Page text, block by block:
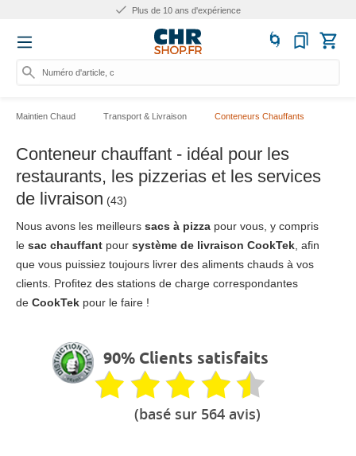
Plus de 10 ans d'expérience
Numéro d'article, catégorie
Maintien Chaud Transport & Livraison Conteneurs Chauffants
Conteneur chauffant - idéal pour les
restaurants, les pizzerias et les services
de livraison (43)
Nous avons les meilleurs sacs à pizza pour vous, y compris
le sac chauffant pour système de livraison CookTek , afin
que vous puissiez toujours livrer des aliments chauds à vos
clients. Profitez des stations de charge correspondantes
de CookTek pour le faire !
90% Clients satisfaits
(basé sur 564 avis)